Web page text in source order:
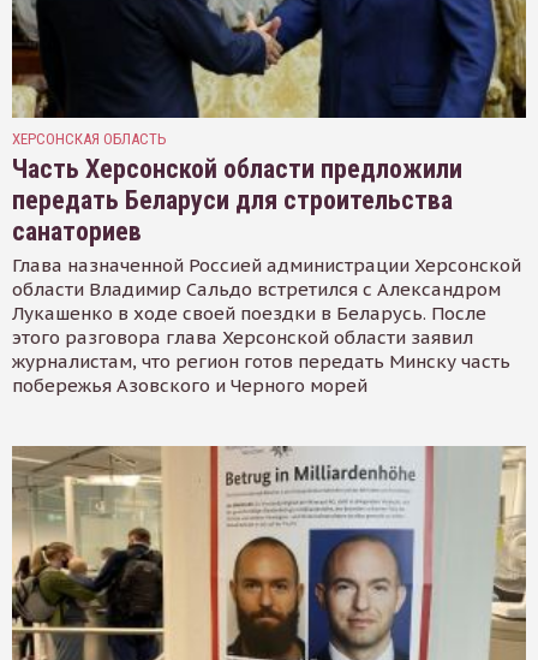
ХЕРСОНСКАЯ ОБЛАСТЬ
Часть Херсонской области предложили
передать Беларуси для строительства
санаториев
Глава назначенной Россией администрации Херсонской
области Владимир Сальдо встретился с Александром
Лукашенко в ходе своей поездки в Беларусь. После
этого разговора глава Херсонской области заявил
журналистам, что регион готов передать Минску часть
побережья Азовского и Черного морей